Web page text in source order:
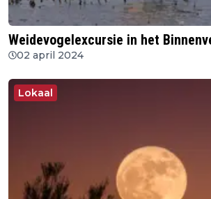
Weidevogelexcursie in het
02 april 2024
Lokaal